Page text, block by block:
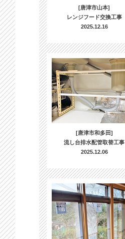
[唐津市山本]
レンジフード交換工事
2025.12.16
[唐津市和多田]
流し台排水配管取替工事
2025.12.06